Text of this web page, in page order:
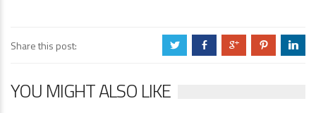
Share this post: a b c d j
YOU MIGHT ALSO LIKE